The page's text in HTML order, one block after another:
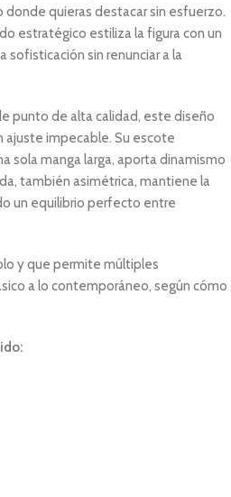
quieras destacar sin esfuerzo.
estratégico estiliza la figura con un
sin renunciar a la
punto de alta calidad, este diseño
ajuste impecable. Su escote
sola manga larga, aporta dinamismo
también asimétrica, mantiene la
un equilibrio perfecto entre
y que permite múltiples
a lo contemporáneo, según cómo